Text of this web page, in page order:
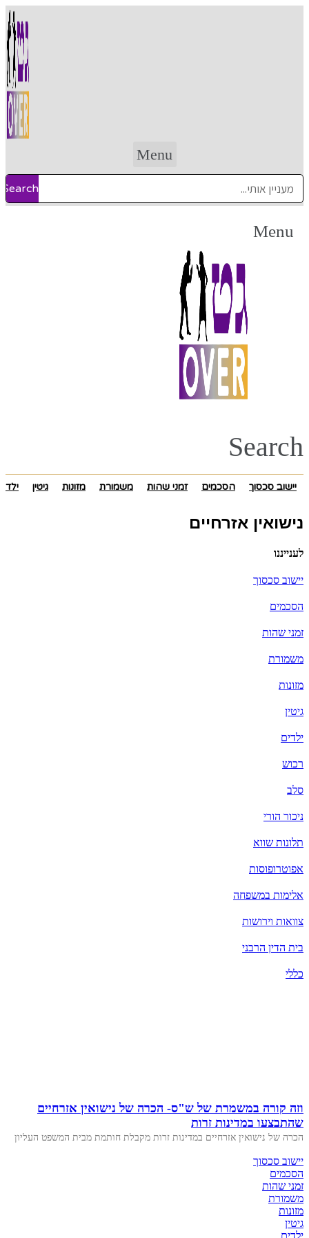
Menu
Search
Menu
Search
יישוב סכסוך הסכמים זמני שהות משמורת מזונות גיטין
נישואין אזרחיים
לענייננו
יישוב סכסוך
הסכמים
זמני שהות
משמורת
מזונות
גיטין
ילדים
רכוש
סלב
ניכור הורי
תלונות שווא
אפוטרופוסות
אלימות במשפחה
צוואות וירושות
בית הדין הרבני
כללי
וזה קורה במשמרת של ש"ס- הכרה של נישואין אזרחיים
שהתבצעו במדינות זרות
הכרה של נישואין אזרחיים במדינות זרות מקבלת חותמת מבית המשפט העליון
יישוב סכסוך
הסכמים
זמני שהות
משמורת
מזונות
גיטין